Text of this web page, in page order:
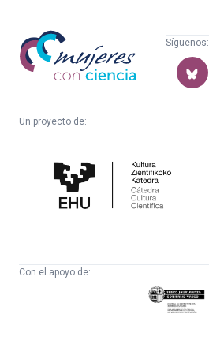
Mujeres
con
ciencia
Síguenos:
Un proyecto de:
Cultura
Científica
Con el apoyo de:
Eusko
Jaurlaritza